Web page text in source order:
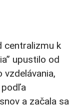
centralizmu k
upustilo od
vzdelávania,
podľa
a začala sa